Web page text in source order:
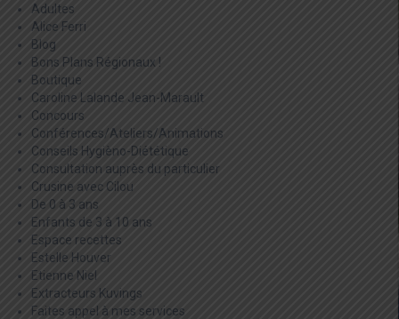
Adultes
Alice Ferri
Blog
Bons Plans Régionaux !
Boutique
Caroline Lalande Jean-Marault
Concours
Conférences/Ateliers/Animations
Conseils Hygièno-Diététique
Consultation auprès du particulier
Crusine avec Cilou
De 0 à 3 ans
Enfants de 3 à 10 ans
Espace recettes
Estelle Houver
Etienne Niel
Extracteurs Kuvings
Faites appel à mes services